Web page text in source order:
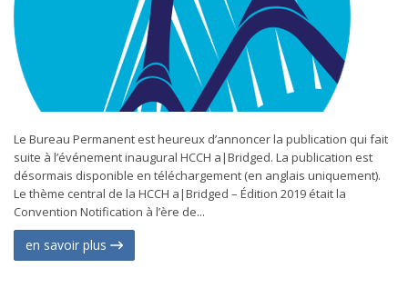
Le Bureau Permanent est heureux d’annoncer la publication qui fait
suite à l’événement inaugural HCCH a|Bridged. La publication est
désormais disponible en téléchargement (en anglais uniquement).
Le thème central de la HCCH a|Bridged – Édition 2019 était la
Convention Notification à l’ère de...
en savoir plus